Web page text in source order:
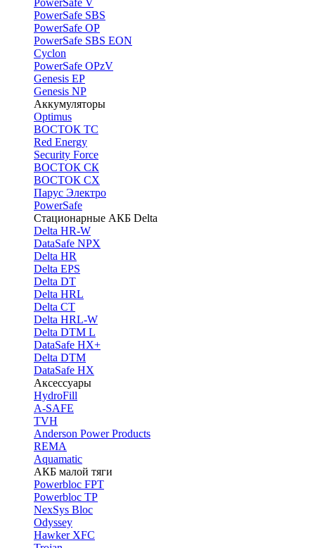
PowerSafe V
PоwerSafe SBS
PowerSafe OP
PоwerSafe SBS EON
Cyclon
PowerSafe OPzV
Genesis EP
Genesis NP
Аккумуляторы
Optimus
ВОСТОК ТС
Red Energy
Security Force
ВОСТОК СК
ВОСТОК СХ
Парус Электро
PowerSafe
Стационарные АКБ Delta
Delta HR-W
DataSafe NPX
Delta HR
Delta EPS
Delta DT
Delta HRL
Delta CT
Delta HRL-W
Delta DTM L
DataSafe HX+
Delta DTM
DataSafe HX
Аксессуары
HydroFill
A-SAFE
TVH
Anderson Power Products
REMA
Aquamatic
АКБ малой тяги
Powerbloc FPT
Powerbloc TP
NexSys Bloc
Odyssey
Hawker XFC